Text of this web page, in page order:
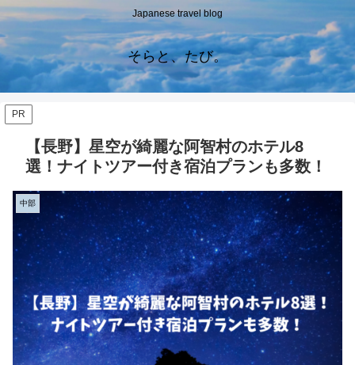
Japanese travel blog
そらと、たび。
PR
【長野】星空が綺麗な阿智村のホテル8
選！ナイトツアー付き宿泊プランも多数！
中部